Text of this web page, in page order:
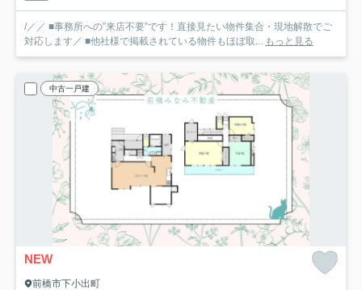
/／／ ■事務所への”来店不要”です！直接見たい物件集合・現地解散でご
対応します／ ■他社様で掲載されている物件もほぼ取...
もっと見る
中古一戸建
NEW
前橋市下小出町